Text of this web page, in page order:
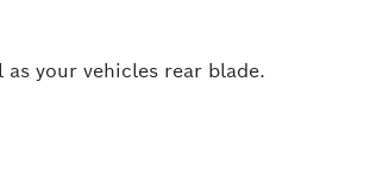
your vehicles rear blade.